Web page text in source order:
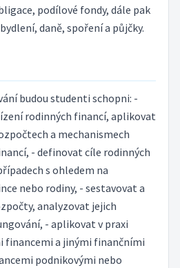
podílové fondy, dále pak
daně, spoření a půjčky.
budou studenti schopni: -
rodinných financí, aplikovat
a mechanismech
- definovat cíle rodinných
s ohledem na
nebo rodiny, - sestavovat a
analyzovat jejich
- aplikovat v praxi
financemi a jinými finančními
podnikovými nebo